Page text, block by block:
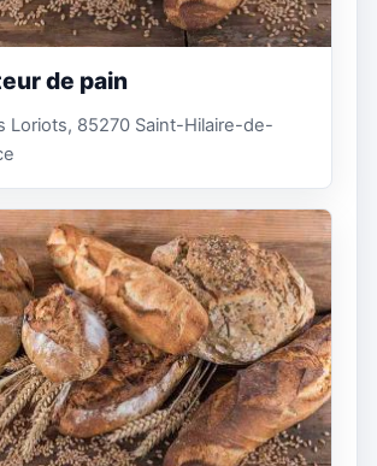
de pain
Loriots, 85270 Saint-Hilaire-de-